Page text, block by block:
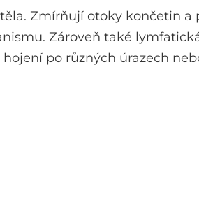
Zmírňují otoky končetin a
Zároveň také
po různých úrazech